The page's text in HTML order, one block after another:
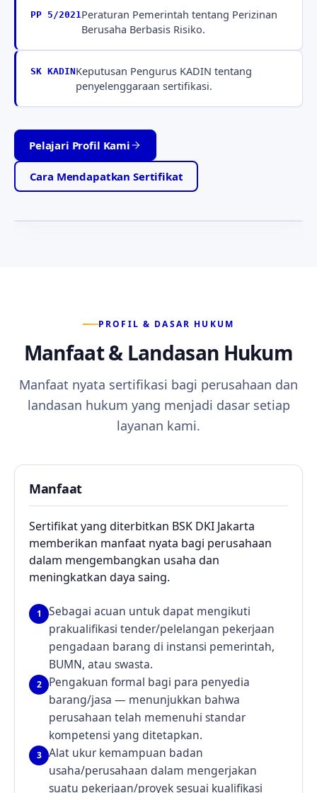
PP 5/2021Peraturan Pemerintah tentang Perizinan
Berusaha Berbasis Risiko.
SK KADINKeputusan Pengurus KADIN tentang
penyelenggaraan sertifikasi.
Pelajari Profil Kami
Cara Mendapatkan Sertifikat
Tabah · Jujur · Setia
Motto yang memandu setiap layanan kami —
ketabahan, kejujuran, dan kesetiaan kepada anggota.
PROFIL & DASAR HUKUM
Manfaat & Landasan Hukum
Manfaat nyata sertifikasi bagi perusahaan dan
landasan hukum yang menjadi dasar setiap
layanan kami.
Manfaat
Sertifikat yang diterbitkan BSK DKI Jakarta
memberikan manfaat nyata bagi perusahaan
dalam mengembangkan usaha dan
meningkatkan daya saing.
1
Sebagai acuan untuk dapat mengikuti
prakualifikasi tender/pelelangan pekerjaan
pengadaan barang di instansi pemerintah,
BUMN, atau swasta.
2
Pengakuan formal bagi para penyedia
barang/jasa — menunjukkan bahwa
perusahaan telah memenuhi standar
kompetensi yang ditetapkan.
3
Alat ukur kemampuan badan
usaha/perusahaan dalam mengerjakan
suatu pekerjaan/proyek sesuai kualifikasi